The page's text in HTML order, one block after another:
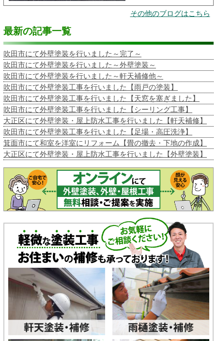
その他のブログはこちら
最新の記事一覧
吹田市にて外壁塗装を行いました～完了～
吹田市にて外壁塗装を行いました～外壁塗装～
吹田市にて外壁塗装を行いました～軒天補修他～
吹田市にて外壁塗装工事を行いました【雨戸の塗装】
吹田市にて外壁塗装工事を行いました【天窓を塞ぎました】
吹田市にて外壁塗装工事を行いました【シーリング工事】
大正区にて外壁塗装・屋上防水工事を行いました【軒天補修】
吹田市にて外壁塗装工事を行いました【足場・高圧洗浄】
箕面市にて和室を洋室にリフォーム【畳の撤去・下地の作成】
大正区にて外壁塗装・屋上防水工事を行いました【外壁塗装】